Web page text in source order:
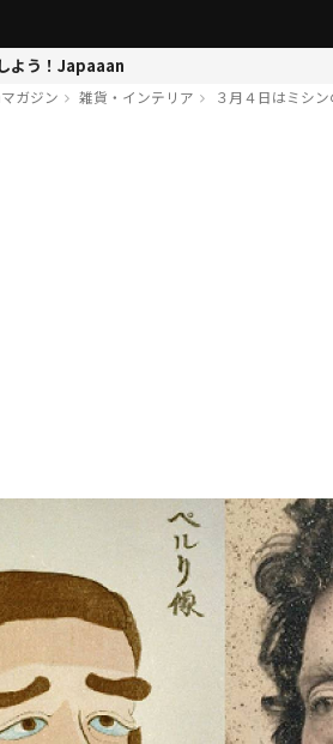
よう！Japaaan
ガジン 雑貨・インテリア ３月４日はミシ